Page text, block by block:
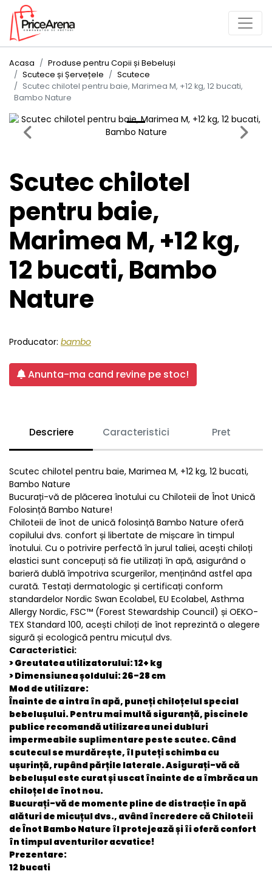
Acasa
Produse pentru Copii și Bebeluși
Scutece și Șervețele
Scutece
Scutec chilotel pentru baie, Marimea M, +12 kg, 12 bucati,
Bambo Nature
Previous Next
Scutec chilotel
pentru baie,
Marimea M, +12 kg,
12 bucati, Bambo
Nature
Producator: bambo
Anunta-ma cand revine pe stoc!
Descriere Caracteristici Pret
Scutec chilotel pentru baie, Marimea M, +12 kg, 12 bucati,
Bambo Nature
Bucurați-vă de plăcerea înotului cu Chiloteii de Înot Unică
Folosință Bambo Nature!
Chiloteii de înot de unică folosință Bambo Nature oferă
copilului dvs. confort și libertate de mișcare în timpul
înotului. Cu o potrivire perfectă în jurul taliei, acești chiloți
elastici sunt concepuți să fie utilizați în apă, asigurând o
barieră dublă împotriva scurgerilor, menținând astfel apa
curată. Testați dermatologic și certificați conform
standardelor Nordic Swan Ecolabel, EU Ecolabel, Asthma
Allergy Nordic, FSC™ (Forest Stewardship Council) și OEKO-
TEX Standard 100, acești chiloți de înot reprezintă o alegere
sigură și ecologică pentru micuțul dvs.
Caracteristici:
> Greutatea utilizatorului: 12+ kg
> Dimensiunea șoldului: 26-28 cm
Mod de utilizare:
Înainte de a intra în apă, puneți chiloțelul special
bebelușului. Pentru mai multă siguranță, piscinele
publice recomandă utilizarea unei dubluri
impermeabile suplimentare peste scutec. Când
scutecul se murdărește, îl puteți schimba cu
ușurință, rupând părțile laterale. Asigurați-vă că
bebelușul este curat și uscat înainte de a îmbrăca un
chiloțel de înot nou.
Bucurați-vă de momente pline de distracție în apă
alături de micuțul dvs., având încredere că Chiloteii
de Înot Bambo Nature îl protejează și îi oferă confort
în timpul aventurilor acvatice!
Prezentare:
12 bucati